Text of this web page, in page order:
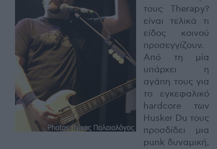
τους Therapy?
είναι τελικά τι
είδος κοινού
προσεγγίζουν.
Από τη μία
υπάρχει η
αγάπη τους για
το εγκεφαλικό
hardcore των
Husker Du τους
προσδίδει μια
punk δυναμική,